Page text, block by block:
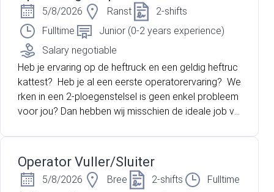
5/8/2026 Ranst
2-shifts
Fulltime
Junior (0-2 years experience)
Salary negotiable
Heb je ervaring op de heftruck en een geldig heftruc
kattest? Heb je al een eerste operatorervaring? We
rken in een 2-ploegenstelsel is geen enkel probleem
voor jou? Dan hebben wij misschien de ideale job vo
Operator Vuller/Sluiter
5/8/2026 Bree 2-shifts
Fulltime